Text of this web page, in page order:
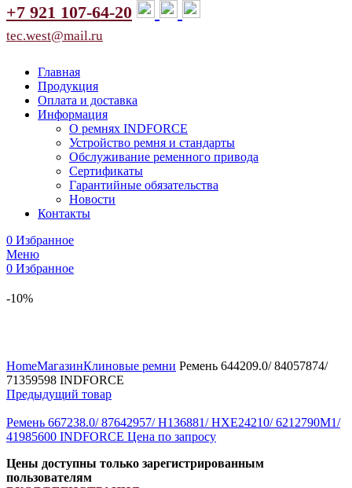
+7 921 107-64-20
tec.west@mail.ru
Главная
Продукция
Оплата и доставка
Информация
О ремнях INDFORCE
Устройство ремня и стандарты
Обслуживание ременного привода
Сертификаты
Гарантийные обязательства
Новости
Контакты
0 Избранное
Меню
0 Избранное
-10%
HomeМагазинКлиновые ремни Ремень 644209.0/ 84057874/
71359598 INDFORCE
Предыдущий товар
Ремень 667238.0/ 87642957/ H136881/ HXE24210/ 6212790M1/
41985600 INDFORCE Цена по запросу
Цены доступны только зарегистрированным
пользователям